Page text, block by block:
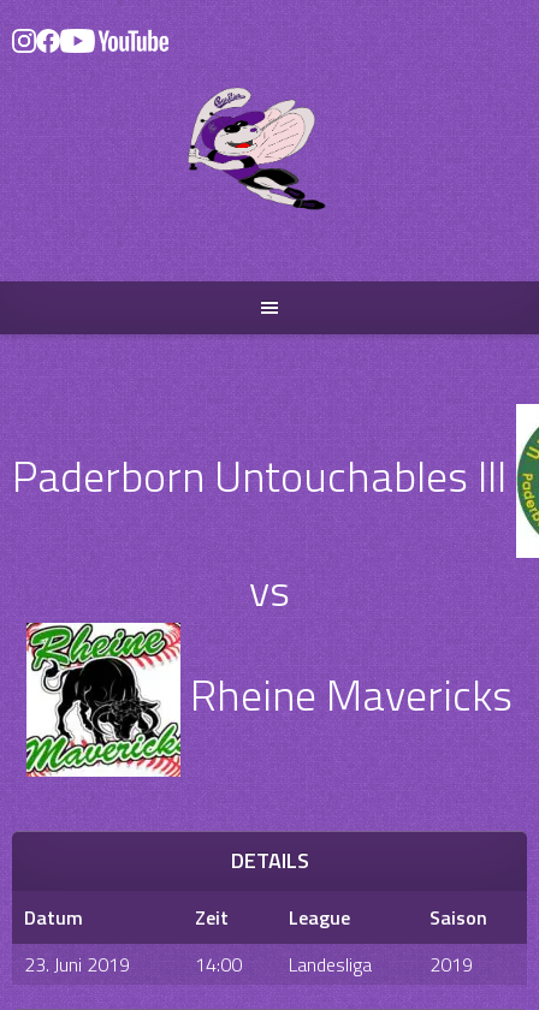
Skip
to
content
Paderborn Untouchables III
vs
Rheine Mavericks
DETAILS
Datum Zeit League
Saison
23. Juni 2019
14:00 Landesliga 2019